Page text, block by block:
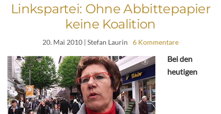
Linkspartei: Ohne Abbittepapier
keine Koalition
20. Mai 2010 | Stefan Laurin 6 Kommentare
Bei den
heutigen